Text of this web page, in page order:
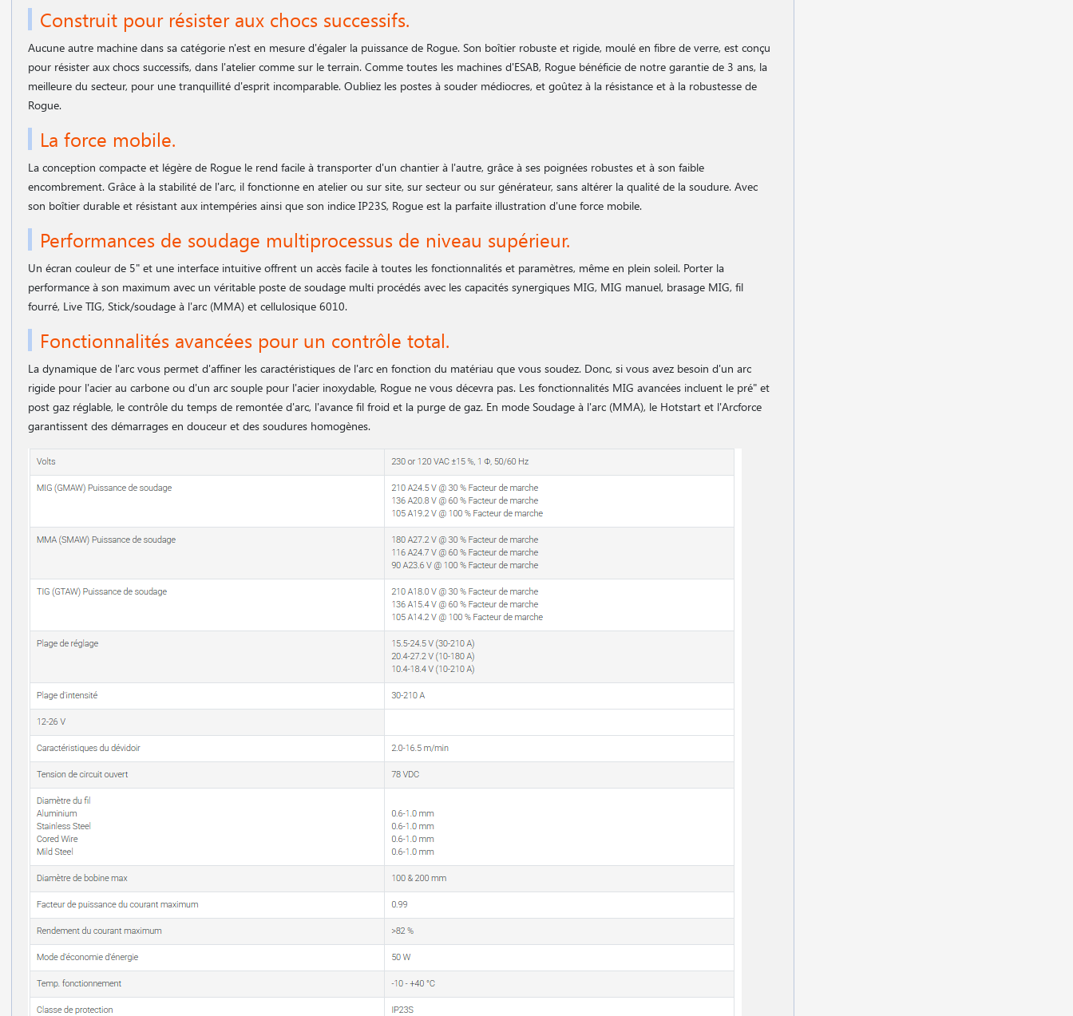
Construit pour résister aux chocs successifs.
Aucune autre machine dans sa catégorie n'est en mesure d'égaler la puissance de Rogue. Son boîtier robuste et rigide, moulé en fibre de verre, est conçu
pour résister aux chocs successifs, dans l'atelier comme sur le terrain. Comme toutes les machines d'ESAB, Rogue bénéficie de notre garantie de 3 ans, la
meilleure du secteur, pour une tranquillité d'esprit incomparable. Oubliez les postes à souder médiocres, et goûtez à la résistance et à la robustesse de
Rogue.
La force mobile.
La conception compacte et légère de Rogue le rend facile à transporter d'un chantier à l'autre, grâce à ses poignées robustes et à son faible
encombrement. Grâce à la stabilité de l'arc, il fonctionne en atelier ou sur site, sur secteur ou sur générateur, sans altérer la qualité de la soudure. Avec
son boîtier durable et résistant aux intempéries ainsi que son indice IP23S, Rogue est la parfaite illustration d'une force mobile.
Performances de soudage multiprocessus de niveau supérieur.
Un écran couleur de 5" et une interface intuitive offrent un accès facile à toutes les fonctionnalités et paramètres, même en plein soleil. Porter la
performance à son maximum avec un véritable poste de soudage multi procédés avec les capacités synergiques MIG, MIG manuel, brasage MIG, fil
fourré, Live TIG, Stick/soudage à l'arc (MMA) et cellulosique 6010.
Fonctionnalités avancées pour un contrôle total.
La dynamique de l'arc vous permet d'affiner les caractéristiques de l'arc en fonction du matériau que vous soudez. Donc, si vous avez besoin d'un arc
rigide pour l'acier au carbone ou d'un arc souple pour l'acier inoxydable, Rogue ne vous décevra pas. Les fonctionnalités MIG avancées incluent le pré" et
post gaz réglable, le contrôle du temps de remontée d'arc, l'avance fil froid et la purge de gaz. En mode Soudage à l'arc (MMA), le Hotstart et l'Arcforce
garantissent des démarrages en douceur et des soudures homogènes.